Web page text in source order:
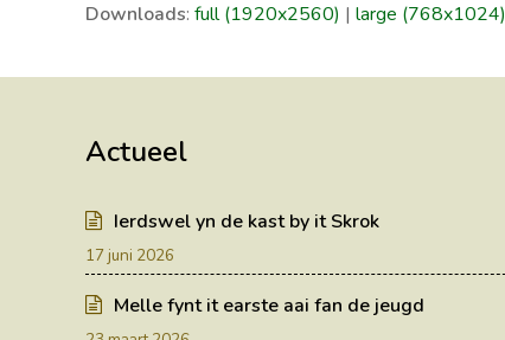
Downloads: full (1920x2560) | large (768x1024)
Actueel
Ierdswel yn de kast by it Skrok
17 juni 2026
Melle fynt it earste aai fan de jeugd